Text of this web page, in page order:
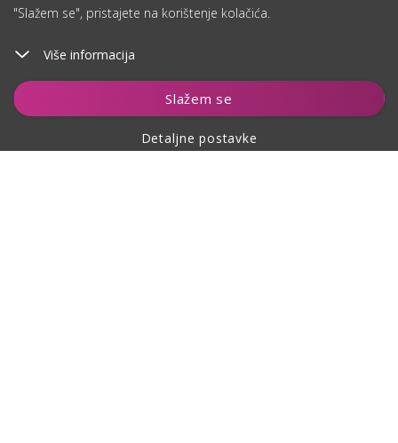
"Slažem se", pristajete na korištenje kolačića.
Više informacija
Slažem se
Detaljne postavke
Dodaj u košaricu